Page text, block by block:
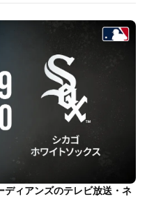
ディアンズのテレビ放送・ネ